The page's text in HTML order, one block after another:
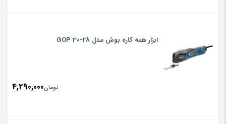
ابزار همه کاره بوش مدل GOP 30-28
تومان4,290,000